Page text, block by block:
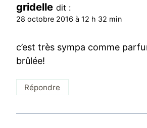
gridelle dit :
28 octobre 2016 à 12 h 32 min
c’est très sympa comme
brûlée!
Répondre